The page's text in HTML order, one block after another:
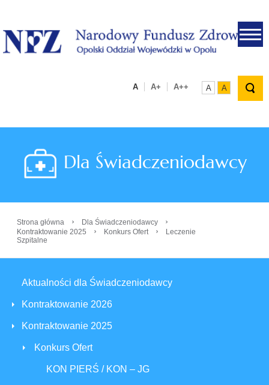
.
A A+ A++ A A
Dla Świadczeniodawcy
Strona główna › Dla Świadczeniodawcy ›
Kontraktowanie 2025 › Konkurs Ofert ›
Leczenie
Szpitalne
Aktualności dla Świadczeniodawcy
Kontraktowanie 2026
Kontraktowanie 2025
Konkurs Ofert
KON PIERŚ / KON – JG